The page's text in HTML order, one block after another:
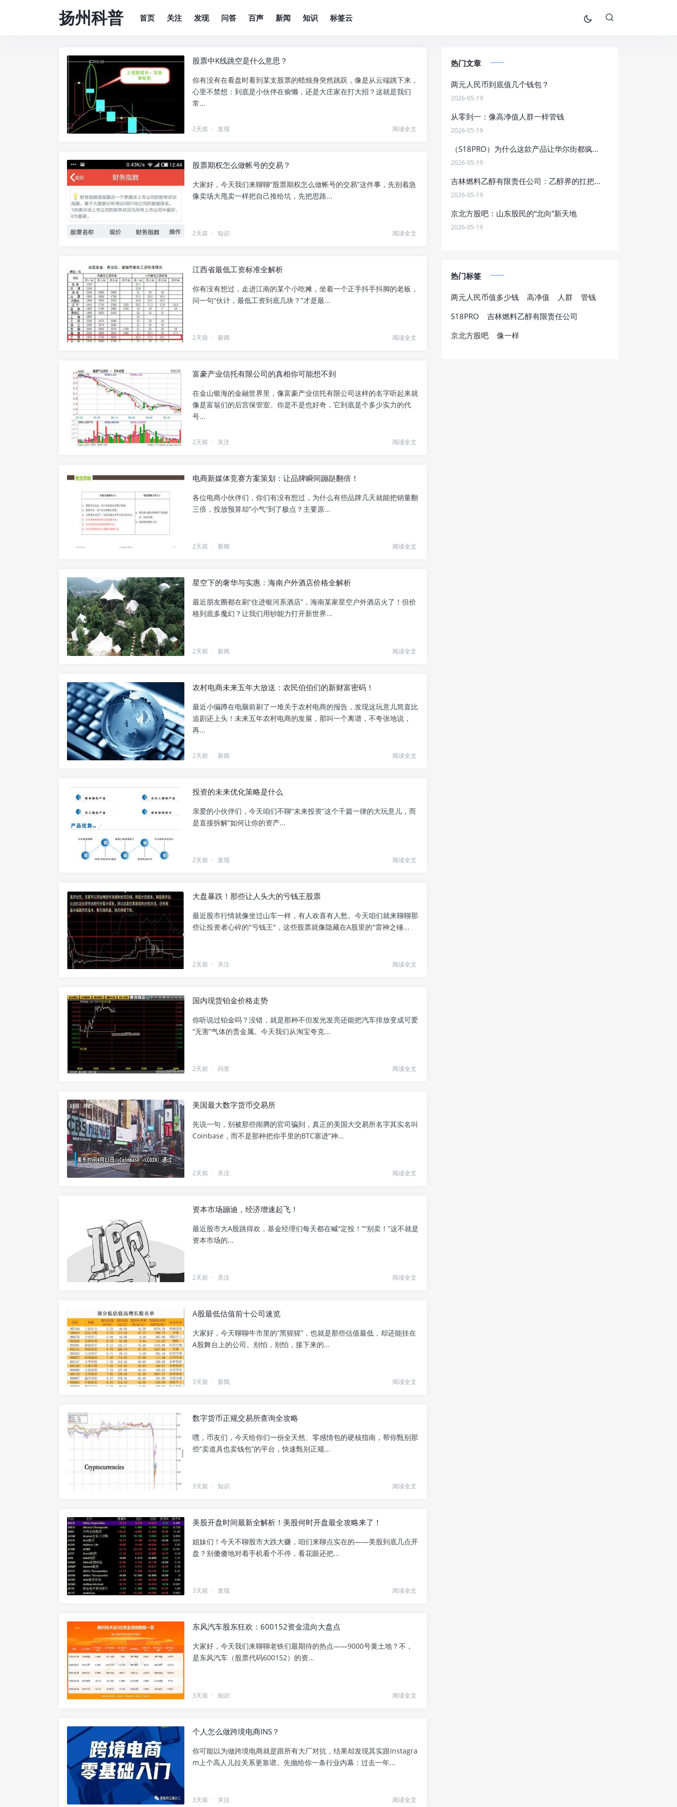
扬州科普 首页 关注 发现 问答 百声 新闻 知识 标签云
股票中K线跳空是什么意思？
你有没有在看盘时看到某支股票的蜡烛身突然跳跃，像是从云端跳下来，
心里不禁想：到底是小伙伴在偷懒，还是大庄家在打大招？这就是我们
常...
2天前 · 发现 阅读全文
股票期权怎么做帐号的交易？
大家好，今天我们来聊聊“股票期权怎么做帐号的交易”这件事，先别着急
像卖场大甩卖一样把自己推给坑，先把思路...
2天前 · 知识 阅读全文
江西省最低工资标准全解析
你有没有想过，走进江南的某个小吃摊，坐着一个正手抖手抖脚的老板，
问一句“伙计，最低工资到底几块？”才是最...
2天前 · 新闻 阅读全文
富豪产业信托有限公司的真相你可能想不到
在金山银海的金融世界里，像富豪产业信托有限公司这样的名字听起来就
像是富翁们的后宫保管室。你是不是也好奇，它到底是个多少实力的代
号...
2天前 · 关注 阅读全文
电商新媒体竞赛方案策划：让品牌瞬间蹦跶翻倍！
各位电商小伙伴们，你们有没有想过，为什么有些品牌几天就能把销量翻
三倍，投放预算却“小气”到了极点？主要原...
2天前 · 新闻 阅读全文
星空下的奢华与实惠：海南户外酒店价格全解析
最近朋友圈都在刷“住进银河系酒店”，海南某家星空户外酒店火了！但价
格到底多魔幻？让我们用钞能力打开新世界...
2天前 · 新闻 阅读全文
农村电商未来五年大放送：农民伯伯们的新财富密码！
最近小编蹲在电脑前刷了一堆关于农村电商的报告，发现这玩意儿简直比
追剧还上头！未来五年农村电商的发展，那叫一个离谱，不夸张地说，
再...
2天前 · 新闻 阅读全文
投资的未来优化策略是什么
亲爱的小伙伴们，今天咱们不聊“未来投资”这个千篇一律的大玩意儿，而
是直接拆解“如何让你的资产...
2天前 · 发现 阅读全文
大盘暴跌！那些让人头大的亏钱王股票
最近股市行情就像坐过山车一样，有人欢喜有人愁。今天咱们就来聊聊那
些让投资者心碎的"亏钱王"，这些股票就像隐藏在A股里的"雷神之锤...
2天前 · 关注 阅读全文
国内现货铂金价格走势
你听说过铂金吗？没错，就是那种不但发光发亮还能把汽车排放变成可爱
“无害”气体的贵金属。今天我们从淘宝夸克...
2天前 · 问答 阅读全文
美国最大数字货币交易所
先说一句，别被那些闹腾的官司骗到，真正的美国大交易所名字其实名叫
Coinbase，而不是那种把你手里的BTC塞进“神...
2天前 · 关注 阅读全文
资本市场蹦迪，经济增速起飞！
最近股市大A股跳得欢，基金经理们每天都在喊“定投！”“别卖！”这不就是
资本市场的...
2天前 · 关注 阅读全文
A股最低估值前十公司速览
大家好，今天聊聊牛市里的“黑猩猩”，也就是那些估值最低，却还能挂在
A股舞台上的公司。别怕，别怕，接下来的...
3天前 · 新闻 阅读全文
数字货币正规交易所查询全攻略
嘿，币友们，今天给你们一份全天然、零感情包的硬核指南，帮你甄别那
些“卖道具也卖钱包”的平台，快速甄别正规...
3天前 · 知识 阅读全文
美股开盘时间最新全解析！美股何时开盘最全攻略来了！
姐妹们！今天不聊股市大跌大赚，咱们来聊点实在的——美股到底几点开
盘？别傻傻地对着手机看个不停，看花眼还把...
3天前 · 发现 阅读全文
东风汽车股东狂欢：600152资金流向大盘点
大家好，今天我们来聊聊老铁们最期待的热点——9000号黄土地？不，
是东风汽车（股票代码600152）的资...
3天前 · 知识 阅读全文
个人怎么做跨境电商INS？
你可能以为做跨境电商就是跟所有大厂对抗，结果却发现其实跟Instagra
m上个高人儿拉关系更靠谱。先抛给你一条行业内幕：过去一年...
3天前 · 关注 阅读全文
热门文章
两元人民币到底值几个钱包？
2026-05-19
从零到一：像高净值人群一样管钱
2026-05-19
（S18PRO）为什么这款产品让华尔街都疯狂了？
2026-05-19
吉林燃料乙醇有限责任公司：乙醇界的扛把子，燃料界的段子手
2026-05-19
京北方股吧：山东股民的“北向”新天地
2026-05-19
热门标签
两元人民币值多少钱 高净值 人群
管钱
S18PRO
吉林燃料乙醇有限责任公司
京北方股吧
像一样